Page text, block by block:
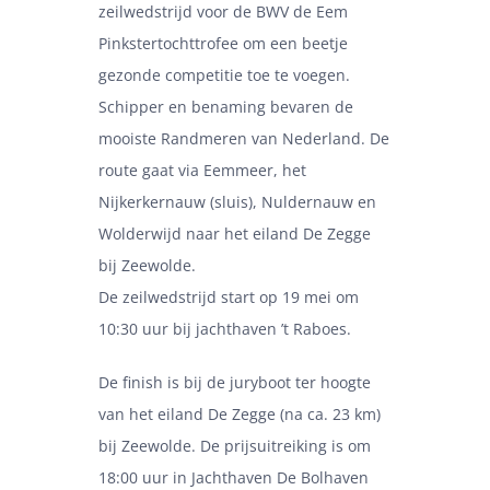
zeilwedstrijd voor de BWV de Eem
Pinkstertochttrofee om een beetje
gezonde competitie toe te voegen.
Schipper en benaming bevaren de
mooiste Randmeren van Nederland. De
route gaat via Eemmeer, het
Nijkerkernauw (sluis), Nuldernauw en
Wolderwijd naar het eiland De Zegge
bij Zeewolde.
De zeilwedstrijd start op 19 mei om
10:30 uur bij jachthaven ’t Raboes.
De finish is bij de juryboot ter hoogte
van het eiland De Zegge (na ca. 23 km)
bij Zeewolde. De prijsuitreiking is om
18:00 uur in Jachthaven De Bolhaven